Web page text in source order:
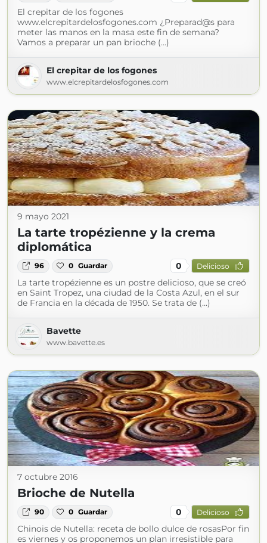
El crepitar de los fogones
www.elcrepitardelosfogones.com ¿Preparad@s para
meter las manos en la masa este fin de semana?
Vamos a preparar un pan brioche (...)
El crepitar de los fogones
www.elcrepitardelosfogones.com
9 mayo 2021
La tarte tropézienne y la crema
diplomática
96 0 Guardar 0 Delicioso
La tarte tropézienne es un postre delicioso, que se creó
en Saint Tropez, una ciudad de la Costa Azul, en el sur
de Francia en la década de 1950. Se trata de (...)
Bavette
www.bavette.es
7 octubre 2016
Brioche de Nutella
90 0 Guardar 0 Delicioso
Chinois de Nutella: receta de bollo dulce de rosasPor fin
es viernes y os proponemos un plan irresistible para